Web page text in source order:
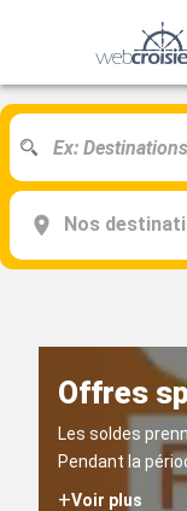
Nos
Offres
Les soldes
Pendant la
+Voir plus